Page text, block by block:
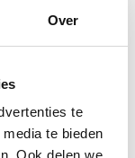
Over
te
te bieden
Ook delen we